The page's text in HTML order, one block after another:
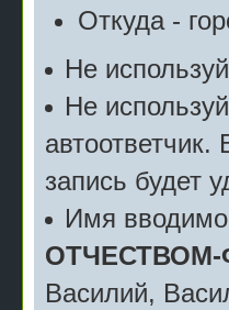
Откуда -
Не
Не
запись будет
Имя
Василий,